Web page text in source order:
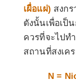
เผื่อแผ่) สงก
ดังนั้นเพื่อเป็
ควรที่จะไปท
สถานที่สงเค
N =